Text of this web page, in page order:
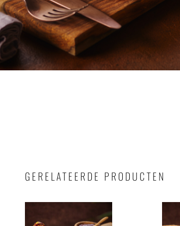
GERELATEERDE PRODUCTEN